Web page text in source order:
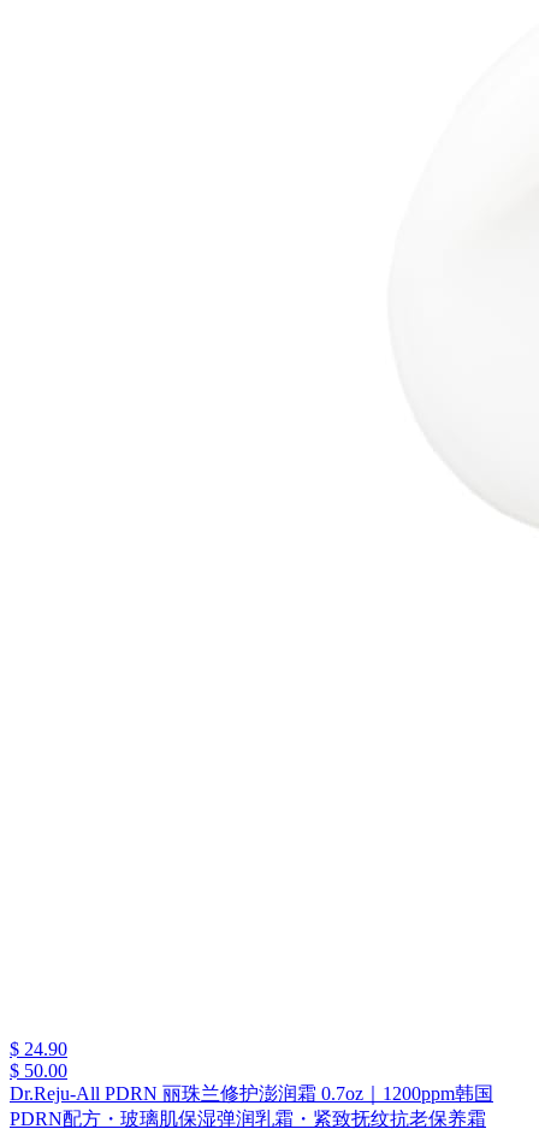
$ 24.90
$ 50.00
Dr.Reju-All PDRN 丽珠兰修护澎润霜 0.7oz｜1200ppm韩国
PDRN配方・玻璃肌保湿弹润乳霜・紧致抚纹抗老保养霜